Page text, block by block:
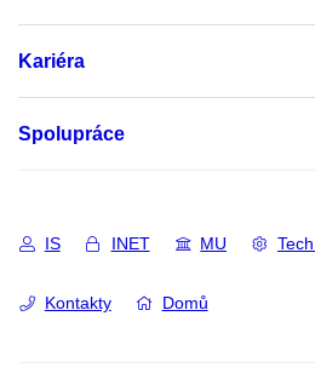
Kariéra
Spolupráce
IS INET MU
Kontakty Domů